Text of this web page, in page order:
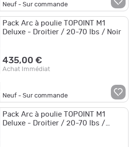
Neuf - Sur commande
Pack Arc à poulie TOPOINT M1
Deluxe - Droitier / 20-70 lbs / Noir
435,00 €
Achat Immédiat
Neuf - Sur commande
Pack Arc à poulie TOPOINT M1
Deluxe - Droitier / 20-70 lbs /